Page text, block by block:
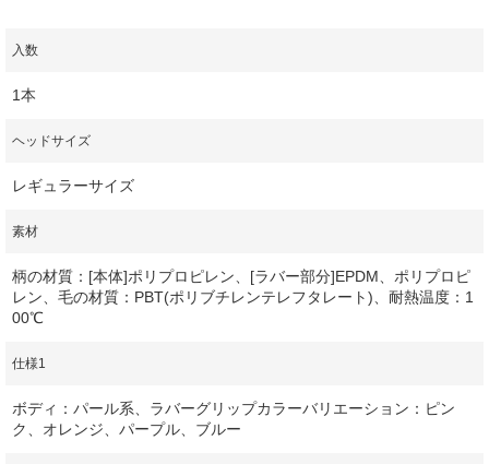
入数
1本
ヘッドサイズ
レギュラーサイズ
素材
柄の材質：[本体]ポリプロピレン、[ラバー部分]EPDM、ポリプロピ
レン、毛の材質：PBT(ポリブチレンテレフタレート)、耐熱温度：1
00℃
仕様1
ボディ：パール系、ラバーグリップカラーバリエーション：ピン
ク、オレンジ、パープル、ブルー